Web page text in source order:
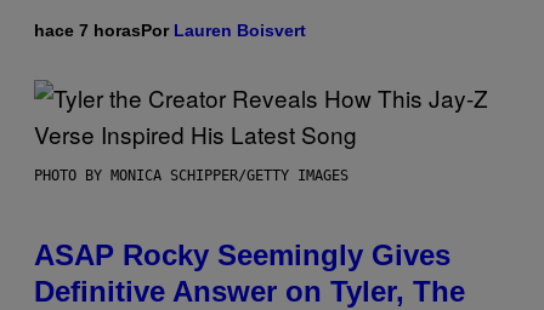
hace 7 horasPor Lauren Boisvert
PHOTO BY MONICA SCHIPPER/GETTY IMAGES
ASAP Rocky Seemingly Gives
Definitive Answer on Tyler, The